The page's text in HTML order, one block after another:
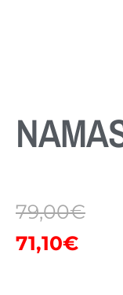
79,00€
71,10€